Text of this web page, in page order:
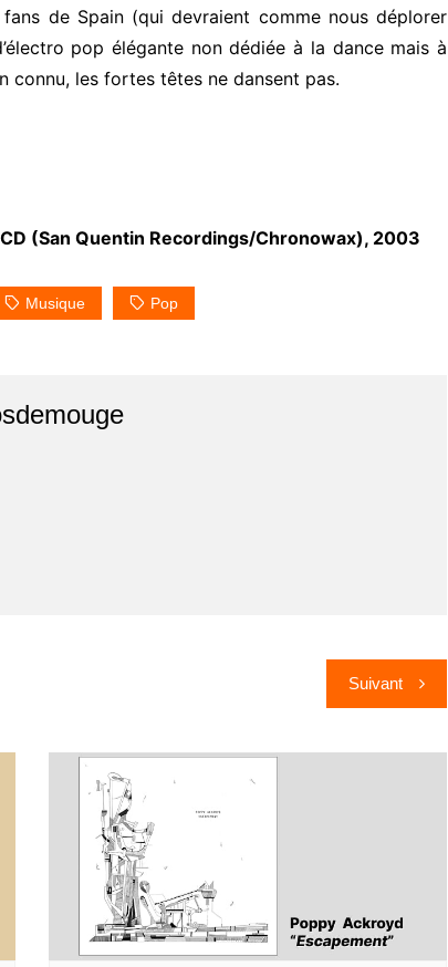
de Spain (qui devraient comme nous déplorer
pop élégante non dédiée à la dance mais à
connu, les fortes têtes ne dansent pas.
(San Quentin Recordings/Chronowax), 2003
Musique Pop
Suivant